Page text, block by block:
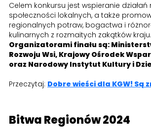
Celem konkursu jest wspieranie działań
społeczności lokalnych, a także
regionalnych potraw, bogactwa i
kulinarnych z rozmaitych zakątków kraju.
Organizatorami finału są:
Rozwoju Wsi, Krajowy Ośrodek
oraz Narodowy Instytut Kultury i
Przeczytaj: Dobre wieści dla KGW! Są
Bitwa Regionów 2024